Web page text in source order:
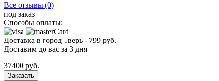
Все отзывы (0)
под заказ
Способы оплаты:
Доставка в город Тверь - 799 руб.
Доставим до вас за 3 дня.
37400 руб.
Заказать